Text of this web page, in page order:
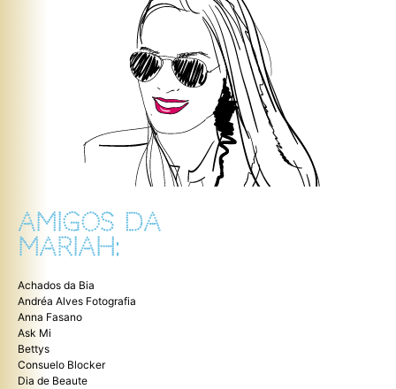
AMIGOS DA
MARIAH:
Achados da Bia
Andréa Alves Fotografia
Anna Fasano
Ask Mi
Bettys
Consuelo Blocker
Dia de Beaute